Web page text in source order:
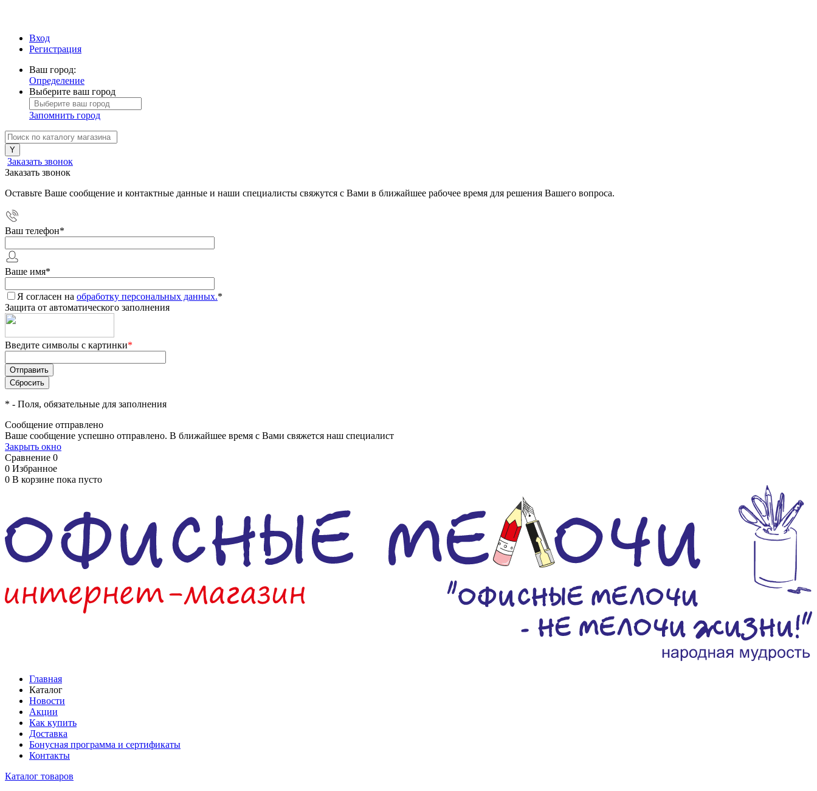
Вход
Регистрация
Ваш город:
Определение
Выберите ваш город
Запомнить город
Заказать звонок
Заказать звонок
Оставьте Ваше сообщение и контактные данные и наши специалисты свяжутся с Вами в ближайшее рабочее время для решения Вашего вопроса.
Ваш телефон*
Ваше имя*
Я согласен на обработку персональных данных.*
Защита от автоматического заполнения
Введите символы с картинки*
* - Поля, обязательные для заполнения
Сообщение отправлено
Ваше сообщение успешно отправлено. В ближайшее время с Вами свяжется наш специалист
Закрыть окно
Сравнение 0
0 Избранное
0 В корзине пока пусто
Главная
Каталог
Новости
Акции
Как купить
Доставка
Бонусная программа и сертификаты
Контакты
Каталог товаров